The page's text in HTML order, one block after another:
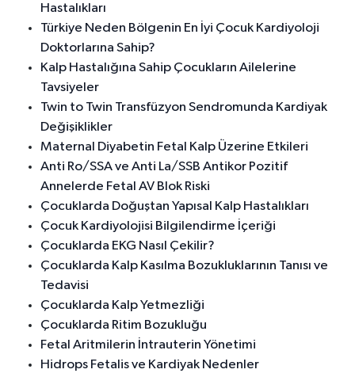
Hastalıkları
Türkiye Neden Bölgenin En İyi Çocuk Kardiyoloji
Doktorlarına Sahip?
Kalp Hastalığına Sahip Çocukların Ailelerine
Tavsiyeler
Twin to Twin Transfüzyon Sendromunda Kardiyak
Değişiklikler
Maternal Diyabetin Fetal Kalp Üzerine Etkileri
Anti Ro/SSA ve Anti La/SSB Antikor Pozitif
Annelerde Fetal AV Blok Riski
Çocuklarda Doğuştan Yapısal Kalp Hastalıkları
Çocuk Kardiyolojisi Bilgilendirme İçeriği
Çocuklarda EKG Nasıl Çekilir?
Çocuklarda Kalp Kasılma Bozukluklarının Tanısı ve
Tedavisi
Çocuklarda Kalp Yetmezliği
Çocuklarda Ritim Bozukluğu
Fetal Aritmilerin İntrauterin Yönetimi
Hidrops Fetalis ve Kardiyak Nedenler